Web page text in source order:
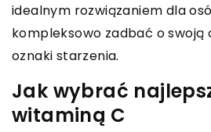
idealnym rozwiązaniem dla
kompleksowo zadbać o
oznaki starzenia.
Jak wybrać
witaminą C